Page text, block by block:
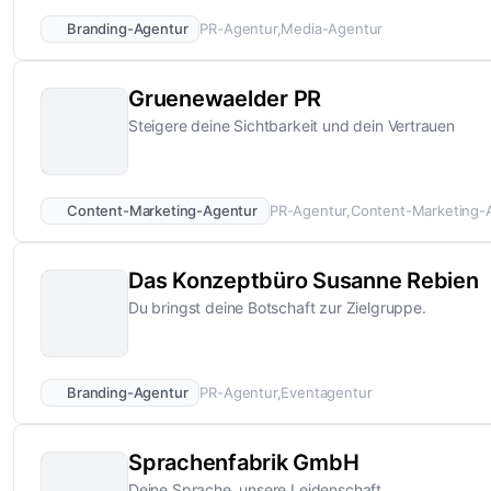
Branding-Agentur PR-Agentur Media-Agentur
Gruenewaelder PR
Steigere deine Sichtbarkeit und dein Vertrauen
Content-Marketing-Agentur PR-Agentur Content-Marketing-
Das Konzeptbüro Susanne Rebien
Du bringst deine Botschaft zur Zielgruppe.
Branding-Agentur PR-Agentur Eventagentur
Sprachenfabrik GmbH